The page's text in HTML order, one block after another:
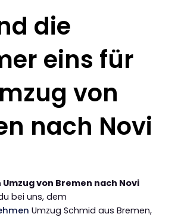
die
eins für
von
nach Novi
von Bremen nach Novi
bei uns, dem
Umzug Schmid aus Bremen,